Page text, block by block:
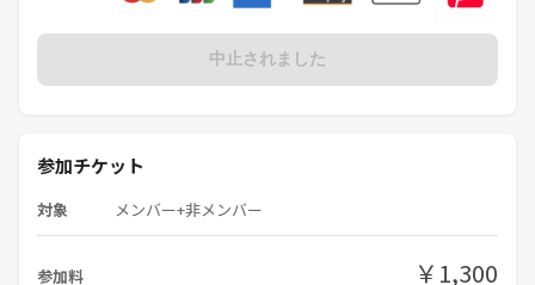
中止されました
参加チケット
対象 メンバー+非メンバー
参加料 ￥1,300